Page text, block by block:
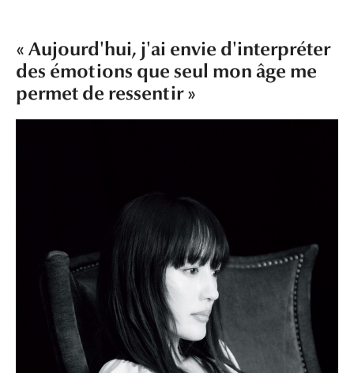
« Aujourd'hui, j'ai envie d'interpréter
des émotions que seul mon âge me
permet de ressentir »